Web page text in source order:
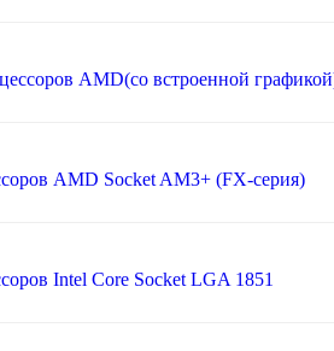
AMD(со встроенной
AMD Socket AM3+ (FX-серия)
Intel Core Socket LGA 1851